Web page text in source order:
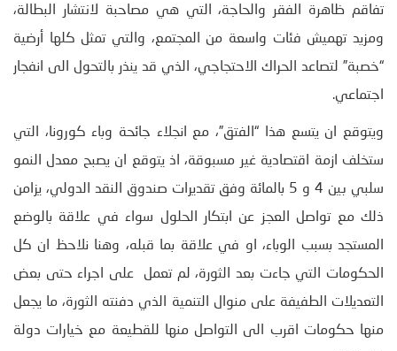
تفاقم ظاهرة الفقر والحاجة، التي هي مصاحبة لانتشار البطالة،
ومزيد تهميش فئات واسعة من المجتمع، والتي تمثل كلها أرضية
“خصبة” لتصاعد الحراك الاحتجاجي، الذي قد ينذر بالتحول الى انفجار
اجتماعي.
ويتوقع ان يتسع هذا “الفتق”، مع انجلاء جائحة وباء كورونا، التي
ستخلف ازمة اقتصادية غير مسبوقة، اذ يتوقع ان يصبح معدل النمو
سلبي بين 4 و 5 بالمائة وفق تقديرات صندوق النقد الدولي، يزامن
ذلك مع تواصل العجز عن ابتكار الحلول سواء في علاقة بالوضع
المستجد بسبب الوباء، او في علاقة بما قبله، وهنا نلاحظ ان كل
الحكومات التي جاءت بعد الثورة، لم تعمل على اجراء حتى بعض
التعديلات الطفيفة على منوال التنمية الذي دفنته الثورة، ما يجعل
منها حكومات اقرب الى التواصل منها للقطيعة مع خيارات دولة